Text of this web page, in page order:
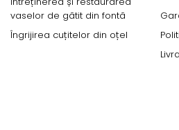
vaselor de gătit din fontă
Îngrijirea cuțitelor din oțel